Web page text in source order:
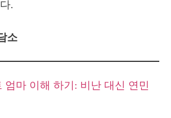
.
소
엄마 이해 하기: 비난 대신 연민